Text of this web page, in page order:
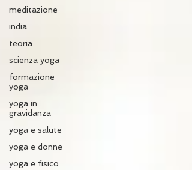
meditazione
india
teoria
scienza yoga
formazione
yoga
yoga in
gravidanza
yoga e salute
yoga e donne
yoga e fisico